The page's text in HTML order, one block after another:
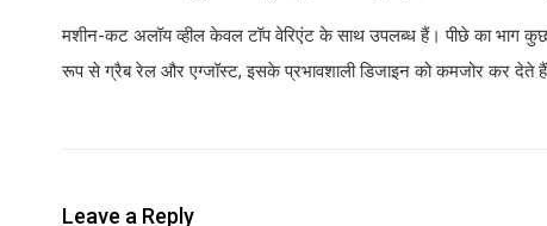
मशीन-कट अलॉय व्हील केवल टॉप वेरिएंट के साथ उपलब्ध हैं। पीछे का भाग कुछ
रूप से ग्रैब रेल और एग्जॉस्ट, इसके प्रभावशाली डिजाइन को कमजोर कर देते
Leave a Reply